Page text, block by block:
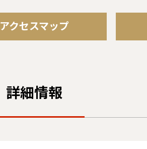
アクセスマップ
詳細情報